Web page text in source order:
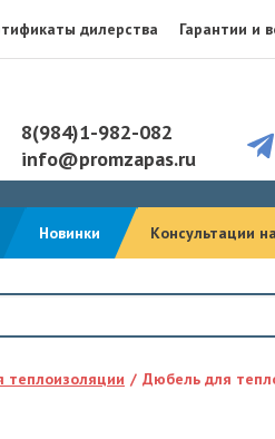
дилерства Гарантии и
8(984)1-982-082
info@promzapas.ru
Новинки Консультации
теплоизоляции Дюбель для